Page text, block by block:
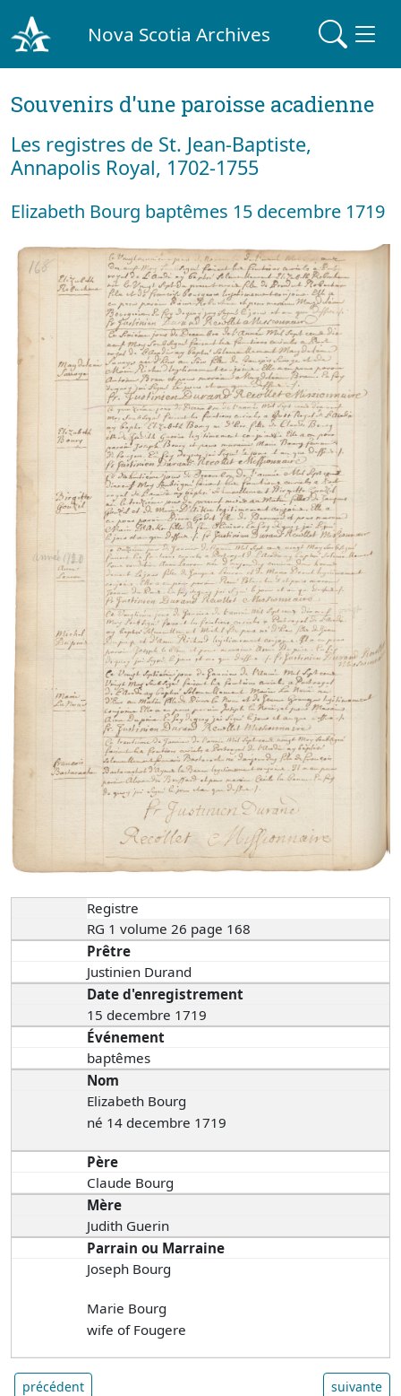
Nova Scotia Archives
Souvenirs d'une paroisse acadienne
Les registres de St. Jean-Baptiste,
Annapolis Royal, 1702-1755
Elizabeth Bourg baptêmes 15 decembre 1719
Registre
RG 1 volume 26 page 168
Prêtre
Justinien Durand
Date d'enregistrement
15 decembre 1719
Événement
baptêmes
Nom
Elizabeth Bourg
né 14 decembre 1719
Père
Claude Bourg
Mère
Judith Guerin
Parrain ou Marraine
Joseph Bourg
Marie Bourg
wife of Fougere
précédent suivante